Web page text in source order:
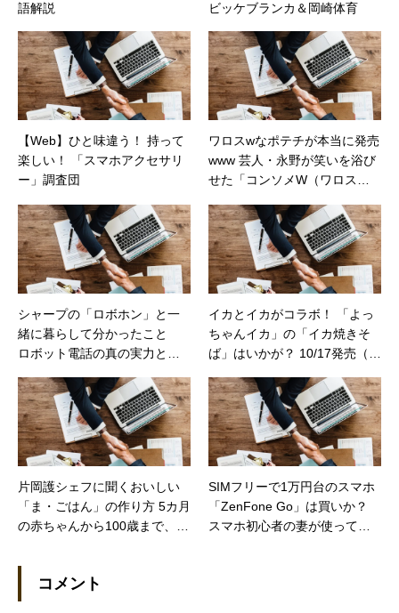
語解説
ビッケブランカ＆岡崎体育
【Web】ひと味違う！ 持って
楽しい！ 「スマホアクセサリ
ー」調査団
ワロスwなポテチが本当に発売
www 芸人・永野が笑いを浴び
せた「コンソメW（ワロス）
ン）
シャープの「ロボホン」と一
緒に暮らして分かったこと
ロボット電話の真の実力とは
イカとイカがコラボ！ 「よっ
ちゃんイカ」の「イカ焼きそ
ば」はいかが？ 10/17発売（カ
片岡護シェフに聞くおいしい
「ま・ごはん」の作り方 5カ月
の赤ちゃんから100歳まで、家
（日経DUAL）
SIMフリーで1万円台のスマホ
「ZenFone Go」は買いか？
スマホ初心者の妻が使ってみ
コメント